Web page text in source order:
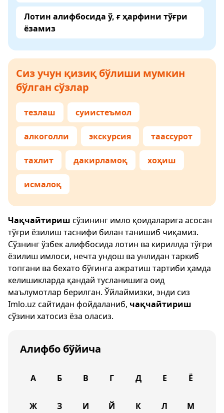
Лотин алифбосида ў, ғ ҳарфини тўғри
ёзамиз
Сиз учун қизиқ бўлиши мумкин
бўлган сўзлар
тезлаш суиистеъмол
алкоголли экскурсия таассурот
тахлит дакирламоқ хоҳиш
исмалоқ
Чақчайтириш сўзининг имло қоидаларига асосан
тўғри ёзилиш таснифи билан танишиб чиқамиз.
Сўзнинг ўзбек алифбосида лотин ва кириллда тўғри
ёзилиш имлоси, нечта ундош ва унлидан таркиб
топгани ва бехато бўғинга ажратиш тартиби ҳамда
келишикларда қандай тусланишига оид
маълумотлар берилган. Ўйлаймизки, энди сиз
Imlo.uz сайтидан фойдаланиб, чақчайтириш
сўзини хатосиз ёза оласиз.
Алифбо бўйича
А Б В Г Д Е Ё
Ж З И Й К Л М